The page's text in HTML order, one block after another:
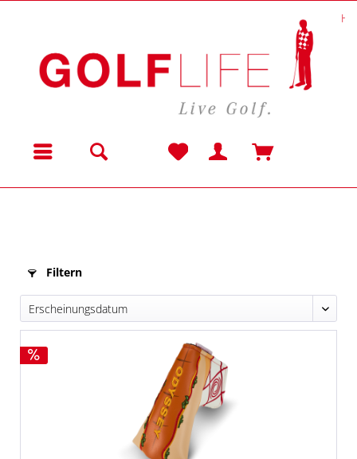
Menü
Filtern